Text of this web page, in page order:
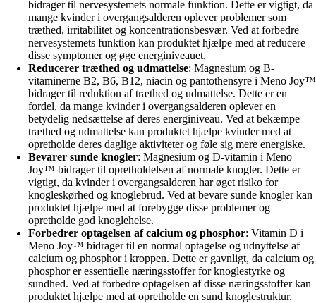
bidrager til nervesystemets normale funktion. Dette er vigtigt, da
mange kvinder i overgangsalderen oplever problemer som
træthed, irritabilitet og koncentrationsbesvær. Ved at forbedre
nervesystemets funktion kan produktet hjælpe med at reducere
disse symptomer og øge energiniveauet.
Reducerer træthed og udmattelse: Magnesium og B-
vitaminerne B2, B6, B12, niacin og pantothensyre i Meno Joy™
bidrager til reduktion af træthed og udmattelse. Dette er en
fordel, da mange kvinder i overgangsalderen oplever en
betydelig nedsættelse af deres energiniveau. Ved at bekæmpe
træthed og udmattelse kan produktet hjælpe kvinder med at
opretholde deres daglige aktiviteter og føle sig mere energiske.
Bevarer sunde knogler: Magnesium og D-vitamin i Meno
Joy™ bidrager til opretholdelsen af normale knogler. Dette er
vigtigt, da kvinder i overgangsalderen har øget risiko for
knogleskørhed og knoglebrud. Ved at bevare sunde knogler kan
produktet hjælpe med at forebygge disse problemer og
opretholde god knoglehelse.
Forbedrer optagelsen af calcium og phosphor: Vitamin D i
Meno Joy™ bidrager til en normal optagelse og udnyttelse af
calcium og phosphor i kroppen. Dette er gavnligt, da calcium og
phosphor er essentielle næringsstoffer for knoglestyrke og
sundhed. Ved at forbedre optagelsen af disse næringsstoffer kan
produktet hjælpe med at opretholde en sund knoglestruktur.